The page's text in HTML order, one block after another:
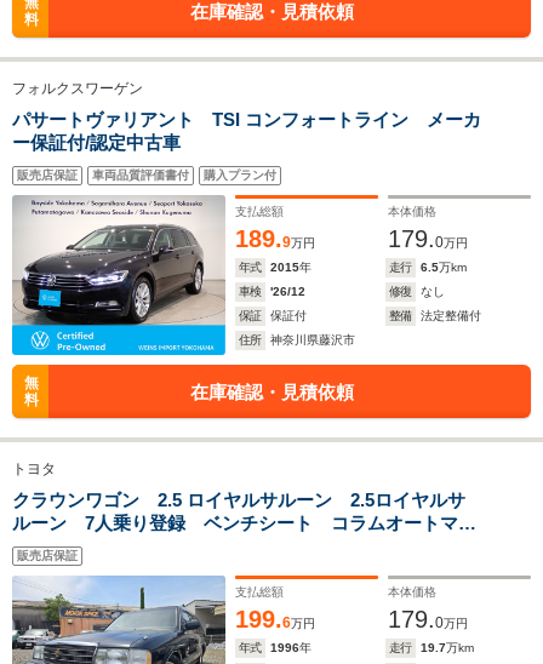
WLTCモード
排気量
駆動方式
-
1298～1998cc
FF、4WD
-
FF、4WD
-
4WD、FF
料
在庫確認・見積依頼
フォルクスワーゲン
パサートヴァリアント TSI コンフォートライン メーカ
ー保証付/認定中古車
販売店保証 車両品質評価書付 購入プラン付
支払総額
189.9万円
本体価格
179.0万円
年式
2015年 走行 6.5万km
車検
'26/12 修復
なし
保証
保証付 整備
法定整備付
住所
神奈川県藤沢市
無
料
在庫確認・見積依頼
トヨタ
クラウンワゴン 2.5 ロイヤルサルーン 2.5ロイヤルサ
ルーン 7人乗り登録 ベンチシート コラムオートマ
修復事故歴無し サンルーフ ルーフレール ローダウ
ン 社外ウッドステアリング
販売店保証
支払総額
199.6万円
本体価格
179.0万円
年式
1996年 走行 19.7万km